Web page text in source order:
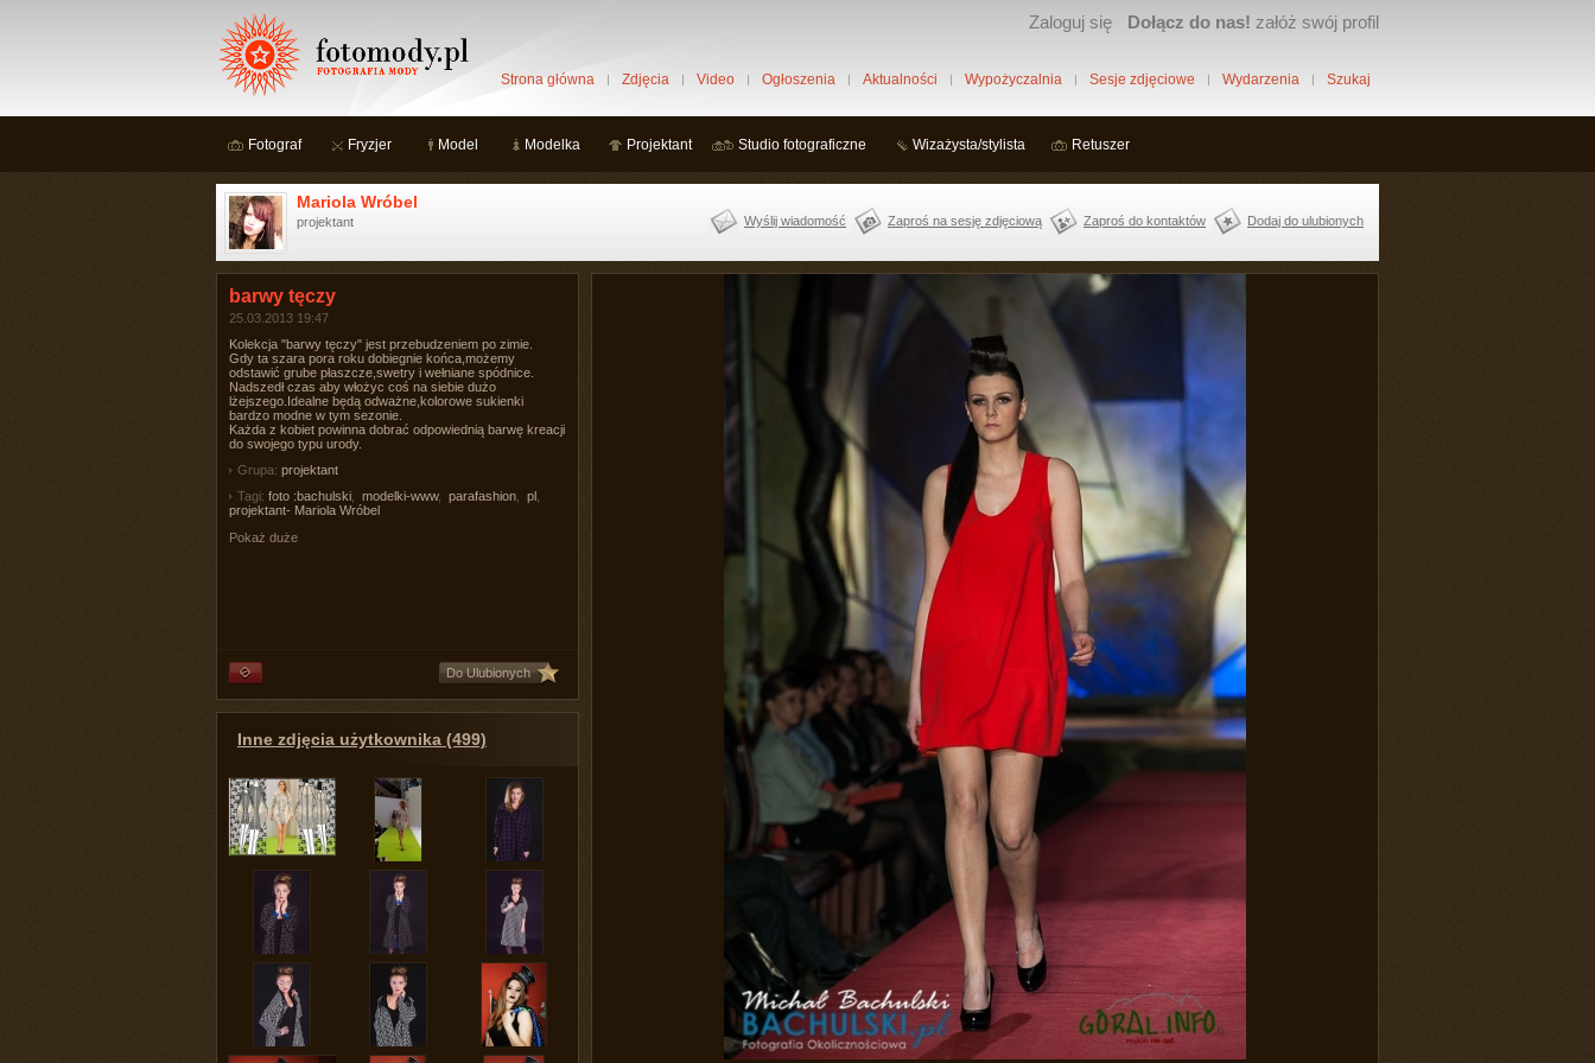
Zaloguj się Dołącz do nas! załóż swój profil
Strona główna Zdjęcia Video Ogłoszenia Aktualności Wypożyczalnia Sesje zdjęciowe Wydarzenia Szukaj
Fotograf Fryzjer Model Modelka Projektant Studio fotograficzne Wizażysta/stylista Retuszer
Mariola Wróbel
projektant Wyślij wiadomość Zaproś na sesję zdjęciową Zaproś do kontaktów Dodaj do ulubionych
barwy tęczy
25.03.2013 19:47
Kolekcja "barwy tęczy" jest przebudzeniem po zimie.
Gdy ta szara pora roku dobiegnie końca,możemy
odstawić grube płaszcze,swetry i wełniane spódnice.
Nadszedł czas aby włożyc coś na siebie dużo
lżejszego.Idealne będą odważne,kolorowe sukienki
bardzo modne w tym sezonie.
Każda z kobiet powinna dobrać odpowiednią barwę kreacji
do swojego typu urody.
Grupa: projektant
Tagi: foto :bachulski modelki-www, parafashion pl
projektant- Mariola Wróbel
Pokaż duże
Do Ulubionych
Inne zdjęcia użytkownika (499)